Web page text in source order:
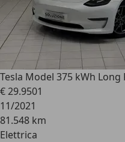
Tesla Model 375 kWh Long
€ 29.9501
11/2021
81.548 km
Elettrica